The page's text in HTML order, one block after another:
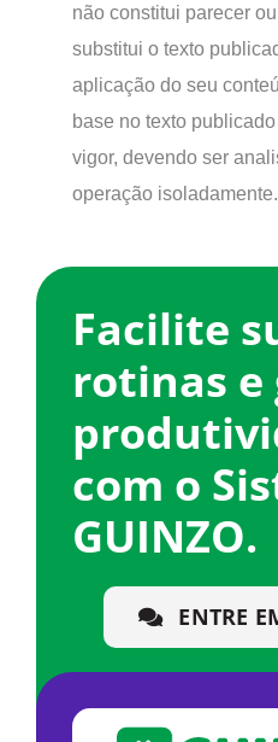
não constitui parecer
substitui o texto
aplicação do seu
base no texto
vigor, devendo ser
operação isoladamente.
Facilite
rotinas e
com o
GUINZO.
ENTRE